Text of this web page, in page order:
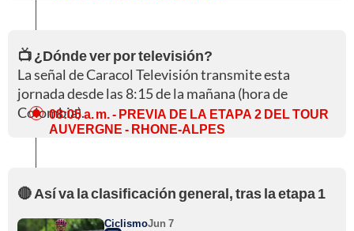
📺 ¿Dónde ver por televisión?
La señal de Caracol Televisión transmite esta
jornada desde las 8:15 de la mañana (hora de
Colombia).
08:05 a. m.- PREVIA DE LA ETAPA 2 DEL TOUR
AUVERGNE - RHONE-ALPES
🔴 Así va la clasificación general, tras la etapa 1
CiclismoJun 7